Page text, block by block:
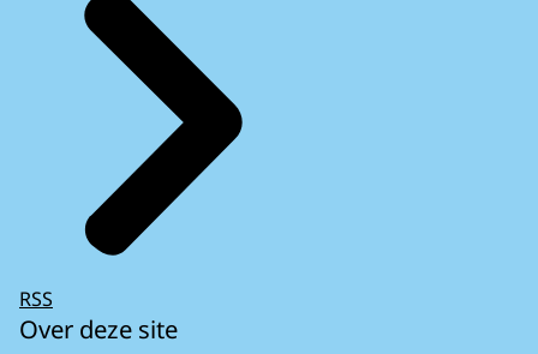
RSS
Over deze site